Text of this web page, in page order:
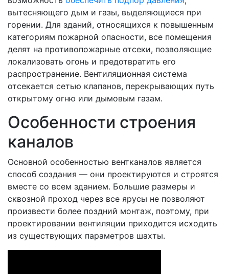
вытесняющего дым и газы, выделяющиеся при
горении. Для зданий, относящихся к повышенным
категориям пожарной опасности, все помещения
делят на противопожарные отсеки, позволяющие
локализовать огонь и предотвратить его
распространение. Вентиляционная система
отсекается сетью клапанов, перекрывающих путь
открытому огню или дымовым газам.
Особенности строения
каналов
Основной особенностью вентканалов является
способ создания — они проектируются и строятся
вместе со всем зданием. Большие размеры и
сквозной проход через все ярусы не позволяют
произвести более поздний монтаж, поэтому, при
проектировании вентиляции приходится исходить
из существующих параметров шахты.